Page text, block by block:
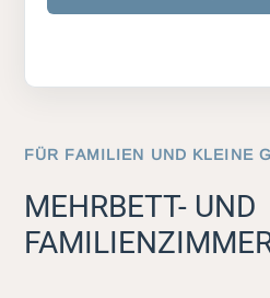
FÜR FAMILIEN UND KLEINE
MEHRBETT- UND